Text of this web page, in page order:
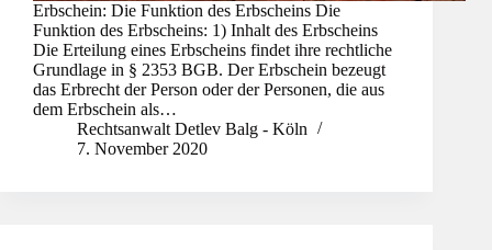
Erbschein: Die Funktion des Erbscheins Die
Funktion des Erbscheins: 1) Inhalt des Erbscheins
Die Erteilung eines Erbscheins findet ihre rechtliche
Grundlage in § 2353 BGB. Der Erbschein bezeugt
das Erbrecht der Person oder der Personen, die aus
dem Erbschein als…
Rechtsanwalt Detlev Balg - Köln
7. November 2020